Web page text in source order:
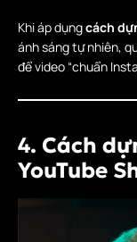
Khi áp dụngcách
ánh sáng tự nhiên,
để video “chuẩn
4. Cách
YouTube